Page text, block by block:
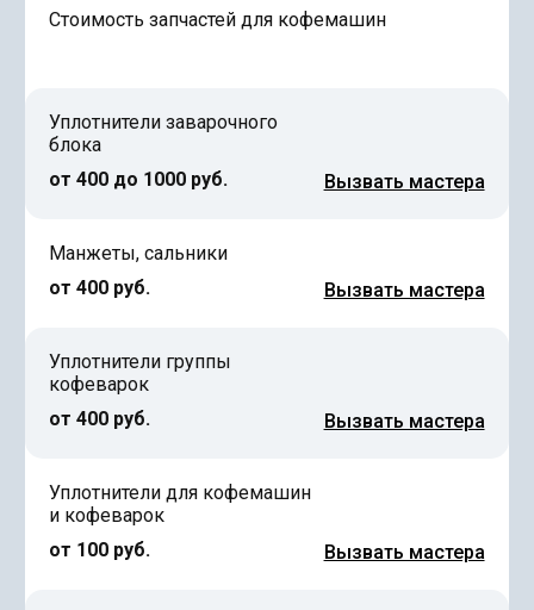
Стоимость запчастей для кофемашин
Уплотнители заварочного
блока
от 400 до 1000 руб.
Вызвать мастера
Манжеты, сальники
от 400 руб.
Вызвать мастера
Уплотнители группы
кофеварок
от 400 руб.
Вызвать мастера
Уплотнители для кофемашин
и кофеварок
от 100 руб.
Вызвать мастера